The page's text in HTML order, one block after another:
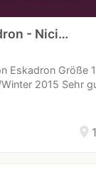
- Nici…
Eskadron Größe
2015 Sehr
location_on